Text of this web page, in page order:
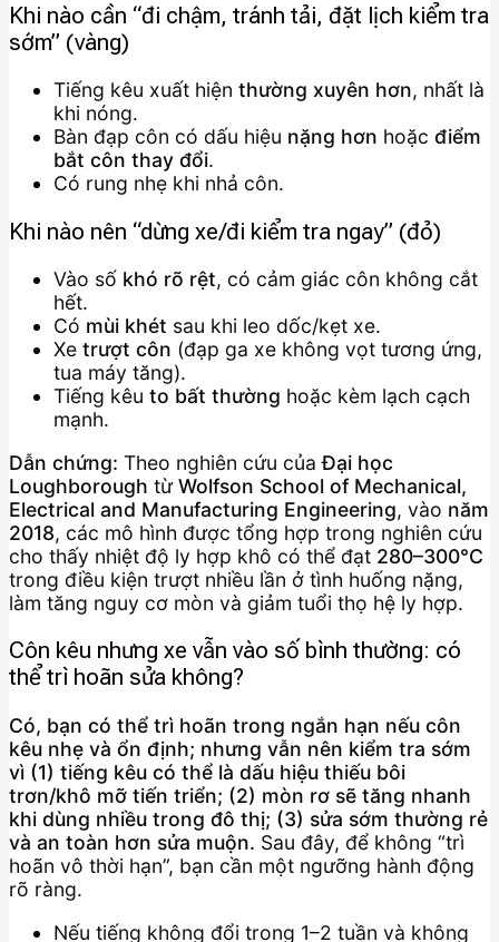
Khi nào cần “đi chậm, tránh tải, đặt lịch kiểm tra
sớm” (vàng)
Tiếng kêu xuất hiện thường xuyên hơn, nhất là
khi nóng.
Bàn đạp côn có dấu hiệu nặng hơn hoặc điểm
bắt côn thay đổi.
Có rung nhẹ khi nhả côn.
Khi nào nên “dừng xe/đi kiểm tra ngay” (đỏ)
Vào số khó rõ rệt, có cảm giác côn không cắt
hết.
Có mùi khét sau khi leo dốc/kẹt xe.
Xe trượt côn (đạp ga xe không vọt tương ứng,
tua máy tăng).
Tiếng kêu to bất thường hoặc kèm lạch cạch
mạnh.
Dẫn chứng: Theo nghiên cứu củaĐại học
Loughborough từWolfson School of Mechanical,
Electrical and Manufacturing Engineering, vào năm
2018, các mô hình được tổng hợp trong nghiên cứu
cho thấy nhiệt độ ly hợp khô có thể đạt 280–300°C
trong điều kiện trượt nhiều lần ở tình huống nặng,
làm tăng nguy cơ mòn và giảm tuổi thọ hệ ly hợp.
Côn kêu nhưng xe vẫn vào số bình thường: có
thể trì hoãn sửa không?
Có, bạn có thể trì hoãn trong ngắn hạn nếu côn
kêu nhẹ và ổn định; nhưng vẫn nên kiểm tra sớm
vì (1) tiếng kêu có thể là dấu hiệu thiếu bôi
trơn/khô mỡ tiến triển; (2) mòn rơ sẽ tăng nhanh
khi dùng nhiều trong đô thị; (3) sửa sớm thường rẻ
và an toàn hơn sửa muộn. Sau đây, để không “trì
hoãn vô thời hạn”, bạn cần một ngưỡng hành động
rõ ràng.
Nếu tiếng không đổi trong 1–2 tuần và không